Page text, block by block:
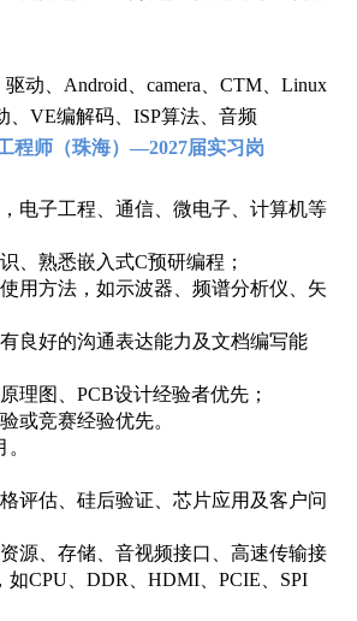
驱动、Android、camera、CTM、Linux
、VE编解码、ISP算法、音频
程师（珠海）—2027届实习岗
电子工程、通信、微电子、计算机等
、熟悉嵌入式C预研编程；
用方法，如示波器、频谱分析仪、矢
良好的沟通表达能力及文档编写能
理图、PCB设计经验者优先；
或竞赛经验优先。
评估、硅后验证、芯片应用及客户问
源、存储、音视频接口、高速传输接
如CPU、DDR、HDMI、PCIE、SPI